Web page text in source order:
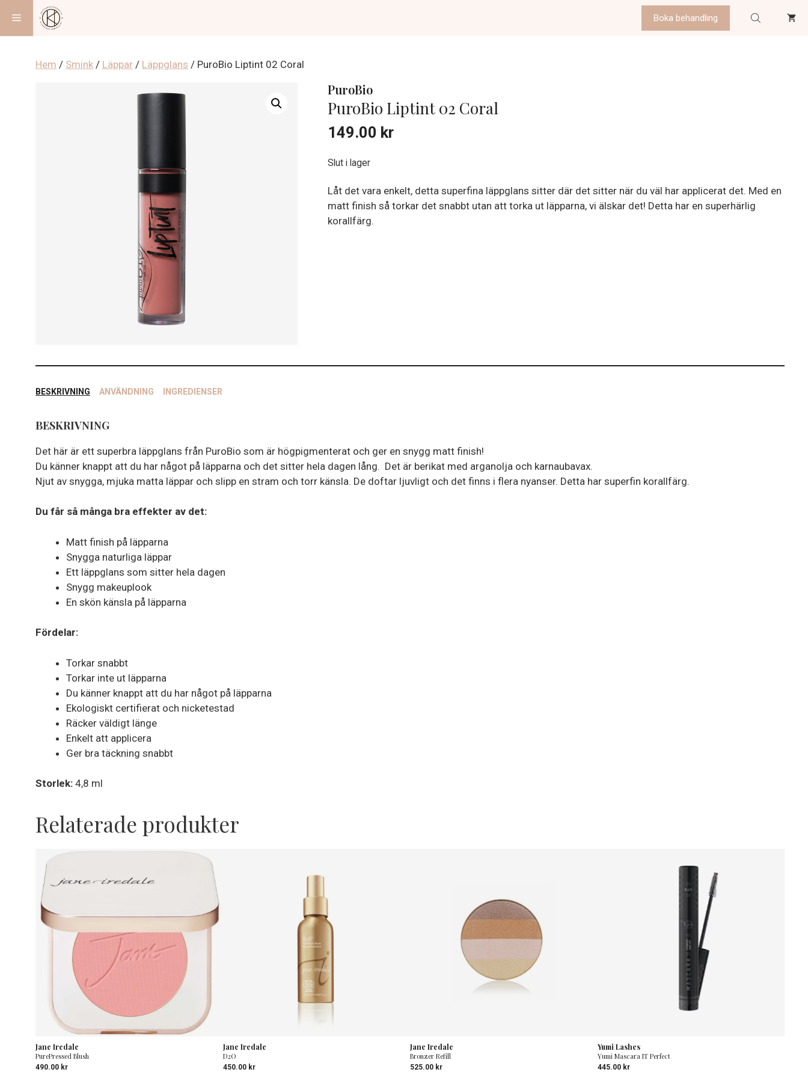
innehåll
Boka behandling
Meny
Hem / Smink / Läppar / Läppglans / PuroBio Liptint 02 Coral
PuroBio
PuroBio Liptint 02 Coral
149.00 kr
Slut i lager
Låt det vara enkelt, detta superfina läppglans sitter där det sitter när du väl har applicerat det. Med en
matt finish så torkar det snabbt utan att torka ut läpparna, vi älskar det! Detta har en superhärlig
korallfärg.
BESKRIVNING ANVÄNDNING INGREDIENSER
BESKRIVNING
Det här är ett superbra läppglans från PuroBio som är högpigmenterat och ger en snygg matt finish!
Du känner knappt att du har något på läpparna och det sitter hela dagen lång. Det är berikat med arganolja och karnaubavax.
Njut av snygga, mjuka matta läppar och slipp en stram och torr känsla. De doftar ljuvligt och det finns i flera nyanser. Detta har superfin korallfärg.
Du får så många bra effekter av det:
Matt finish på läpparna
Snygga naturliga läppar
Ett läppglans som sitter hela dagen
Snygg makeuplook
En skön känsla på läpparna
Fördelar:
Torkar snabbt
Torkar inte ut läpparna
Du känner knappt att du har något på läpparna
Ekologiskt certifierat och nicketestad
Räcker väldigt länge
Enkelt att applicera
Ger bra täckning snabbt
Storlek: 4,8 ml
Relaterade produkter
Jane Iredale
PurePressed Blush
490.00 kr
Jane Iredale
D2O
450.00 kr
Jane Iredale
Bronzer Refill
525.00 kr
Yumi Lashes
Yumi Mascara IT Perfect
445.00 kr